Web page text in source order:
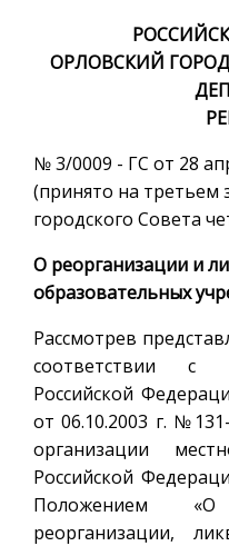
ОРЛОВСКИЙ
№ 3/0009 - ГС от 28
(принято на третьем
городского Совета
О реорганизации и
образовательных
Рассмотрев
соответствии с
Российской
от 06.10.2003 г.
организации
Российской
Положением «О
реорганизации,